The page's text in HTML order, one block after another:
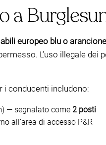
a
europeo blu o arancione
L’uso illegale dei
i conducenti includono:
— segnalato come 2 posti
all’area di accesso P&R